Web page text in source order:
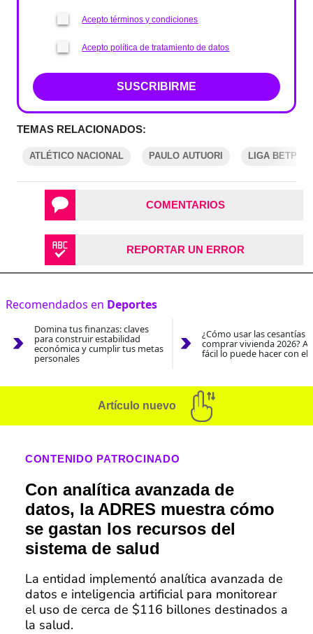
Acepto términos y condiciones
Acepto política de tratamiento de datos
SUSCRIBIRME
TEMAS RELACIONADOS:
ATLÉTICO NACIONAL PAULO AUTUORI LIGA
COMENTARIOS
REPORTAR UN ERROR
Recomendados en Deportes
Domina tus finanzas: claves
para construir estabilidad
económica y cumplir tus metas
personales
¿Cómo usar las cesantías
comprar vivienda 2026?
fácil lo puede hacer con el
Artículo nuevo
CONTENIDO PATROCINADO
Con analítica avanzada de
datos, la ADRES muestra cómo
se gastan los recursos del
sistema de salud
La entidad implementó analítica avanzada de
datos e inteligencia artificial para monitorear
el uso de cerca de $116 billones destinados a
la salud.